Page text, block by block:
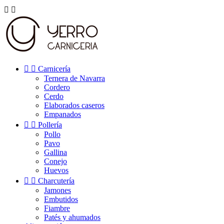
 
  Carnicería
Ternera de Navarra
Cordero
Cerdo
Elaborados caseros
Empanados
  Pollería
Pollo
Pavo
Gallina
Conejo
Huevos
  Charcutería
Jamones
Embutidos
Fiambre
Patés y ahumados